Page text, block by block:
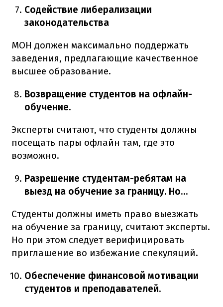
Содействие либерализации
законодательства
МОН должен максимально поддержать
заведения, предлагающие качественное
высшее образование.
Возвращение студентов на офлайн-
обучение.
Эксперты считают, что студенты должны
посещать пары офлайн там, где это
возможно.
Разрешение студентам-ребятам на
выезд на обучение за границу. Но…
Студенты должны иметь право выезжать
на обучение за границу, считают эксперты.
Но при этом следует верифицировать
приглашение во избежание спекуляций.
Обеспечение финансовой мотивации
студентов и преподавателей.